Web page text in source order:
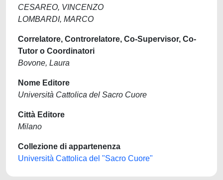
CESAREO, VINCENZO
LOMBARDI, MARCO
Correlatore, Controrelatore, Co-Supervisor, Co-
Tutor o Coordinatori
Bovone, Laura
Nome Editore
Università Cattolica del Sacro Cuore
Città Editore
Milano
Collezione di appartenenza
Università Cattolica del "Sacro Cuore"